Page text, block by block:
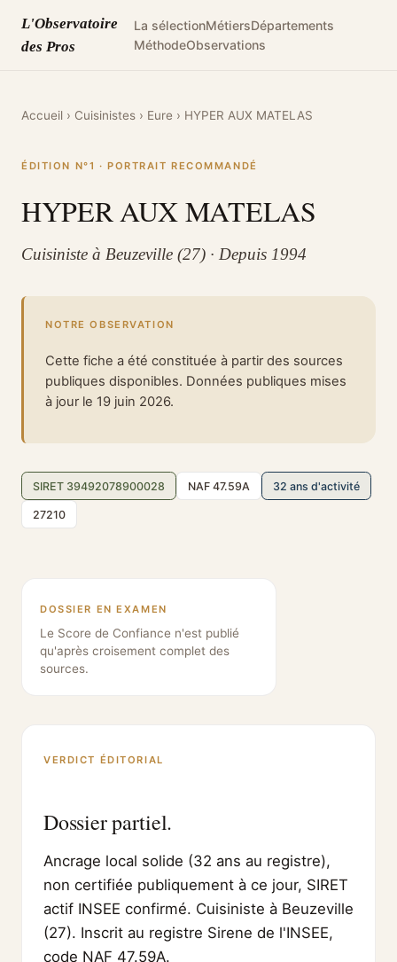
L'Observatoire
des Pros
La sélectionMétiersDépartements
MéthodeObservations
Accueil › Cuisinistes › Eure › HYPER AUX MATELAS
ÉDITION N°1 · PORTRAIT RECOMMANDÉ
HYPER AUX MATELAS
Cuisiniste à Beuzeville (27) · Depuis 1994
NOTRE OBSERVATION
Cette fiche a été constituée à partir des sources
publiques disponibles. Données publiques mises
à jour le 19 juin 2026.
SIRET 39492078900028 NAF 47.59A 32 ans d'activité
27210
DOSSIER EN EXAMEN
Le Score de Confiance n'est publié
qu'après croisement complet des
sources.
VERDICT ÉDITORIAL
Dossier partiel.
Ancrage local solide (32 ans au registre),
non certifiée publiquement à ce jour, SIRET
actif INSEE confirmé. Cuisiniste à Beuzeville
(27). Inscrit au registre Sirene de l'INSEE,
code NAF 47.59A.